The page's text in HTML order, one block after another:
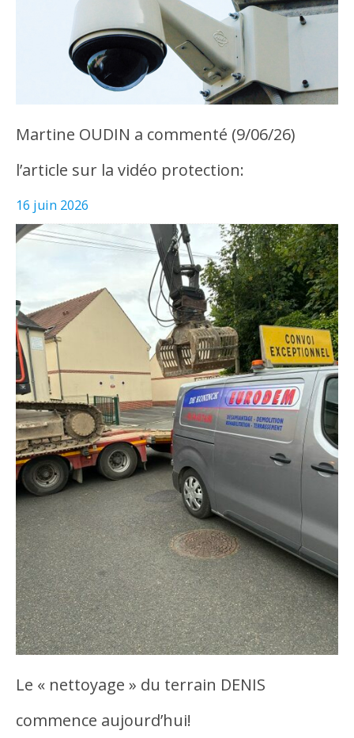
Martine OUDIN a commenté (9/06/26)
l’article sur la vidéo protection:
16 juin 2026
Le « nettoyage » du terrain DENIS
commence aujourd’hui!